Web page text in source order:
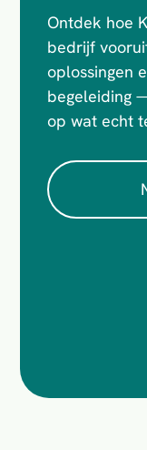
Ontdek hoe
bedrijf
oplossingen
begeleiding
op wat echt